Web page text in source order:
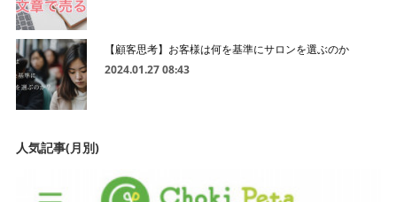
【顧客思考】お客様は何を基準にサロンを選ぶのか
2024.01.27 08:43
人気記事(月別)